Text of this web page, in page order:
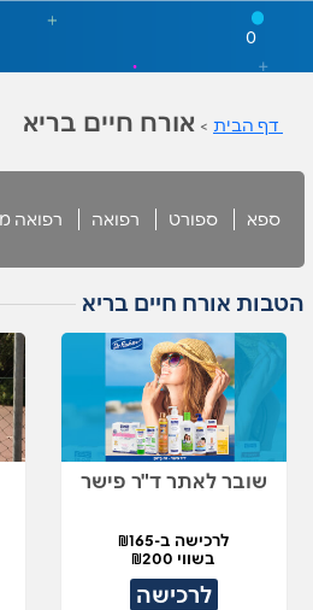
0
דף הבית > אורח חיים בריא
ספא ספורט רפואה רפואה
הטבות אורח חיים בריא
שובר לאתר ד"ר פישר
לרכישה ב-₪165
בשווי ₪200
לרכישה